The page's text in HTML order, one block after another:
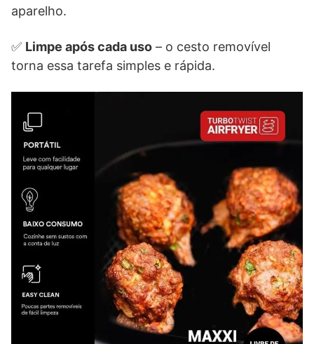
aparelho.
✅ Limpe após cada uso – o cesto removível
torna essa tarefa simples e rápida.